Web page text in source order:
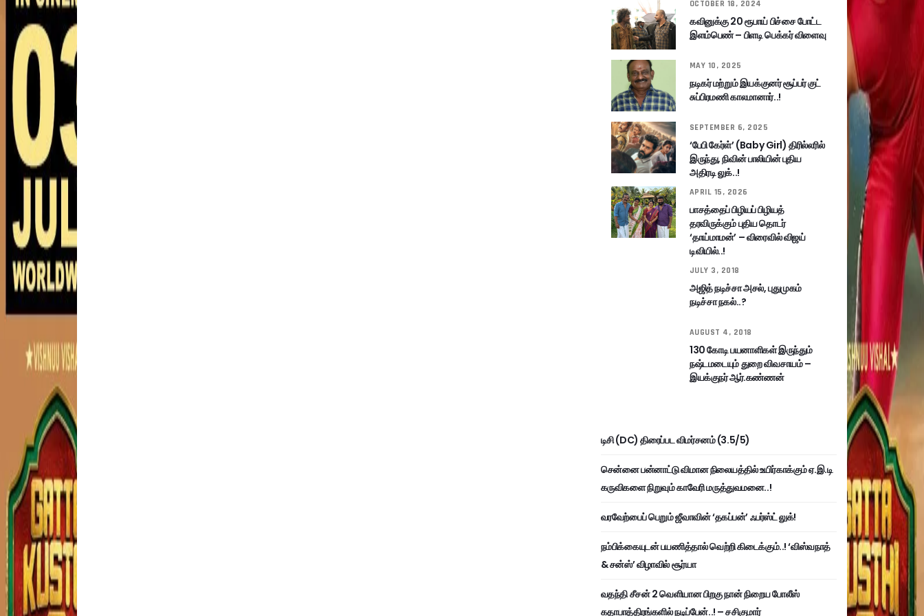
OCTOBER 18, 2024
கவினுக்கு 20 ரூபாய் பிச்சை போட்ட
இளம்பெண் – பிளடி பெக்கர் விளைவு
MAY 10, 2025
நடிகர் மற்றும் இயக்குனர் சூப்பர் குட்
சுப்பிரமணி காலமானார்..!
SEPTEMBER 6, 2025
‘பேபி கேர்ள்’ (Baby Girl) திரில்லரில்
இருந்து, நிவின் பாலியின் புதிய
அதிரடி லுக்..!
APRIL 15, 2026
பாசத்தைப் பிழியப் பிழியத்
தரவிருக்கும் புதிய தொடர்
‘தாய்மாமன்’ – விரைவில் விஜய்
டிவியில்..!
JULY 3, 2018
அஜித் நடிச்சா அசல், புதுமுகம்
நடிச்சா நகல்..?
AUGUST 4, 2018
130 கோடி பயனாளிகள் இருந்தும்
நஷ்டமடையும் துறை விவசாயம் –
இயக்குநர் ஆர்.கண்ணன்
டிசி (DC) திரைப்பட விமர்சனம் (3.5/5)
சென்னை பன்னாட்டு விமான நிலையத்தில் உயிர்காக்கும் ஏ.இ.டி
கருவிகளை நிறுவும் காவேரி மருத்துவமனை..!
வரவேற்பைப் பெறும் ஜீவாவின் ‘தகப்பன்’ ஃபர்ஸ்ட் லுக்!
நம்பிக்கையுடன் பயணித்தால் வெற்றி கிடைக்கும்..! ‘விஸ்வநாத்
& சன்ஸ்’ விழாவில் சூர்யா
வதந்தி சீசன் 2 வெளியான பிறகு நான் நிறைய போலீஸ்
கதாபாத்திரங்களில் நடிப்பேன்..! – சசிகுமார்